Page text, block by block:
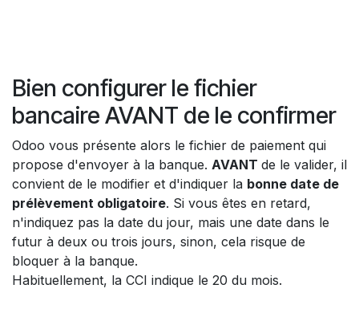
Bien configurer le fichier
bancaire AVANT de le confirmer
Odoo vous présente alors le fichier de paiement qui
propose d'envoyer à la banque. AVANT de le valider, il
convient de le modifier et d'indiquer la bonne date de
prélèvement obligatoire. Si vous êtes en retard,
n'indiquez pas la date du jour, mais une date dans le
futur à deux ou trois jours, sinon, cela risque de
bloquer à la banque.
Habituellement, la CCI indique le 20 du mois.